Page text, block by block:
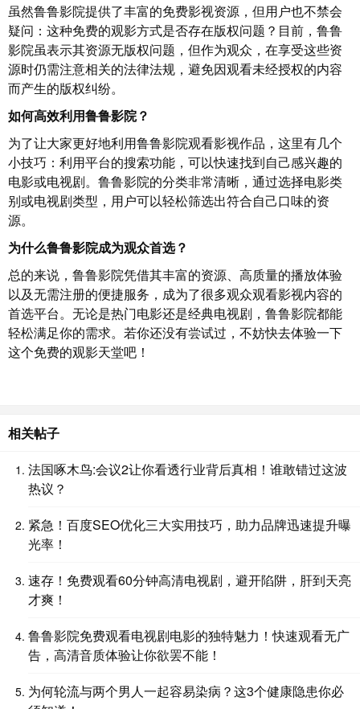
虽然鲁鲁影院提供了丰富的免费影视资源，但用户也不禁会
疑问：这种免费的观影方式是否存在版权问题？目前，鲁鲁
影院虽表示其资源无版权问题，但作为观众，在享受这些资
源时仍需注意相关的法律法规，避免因观看未经授权的内容
而产生的版权纠纷。
如何高效利用鲁鲁影院？
为了让大家更好地利用鲁鲁影院观看影视作品，这里有几个
小技巧：利用平台的搜索功能，可以快速找到自己感兴趣的
电影或电视剧。鲁鲁影院的分类非常清晰，通过选择电影类
别或电视剧类型，用户可以轻松筛选出符合自己口味的资
源。
为什么鲁鲁影院成为观众首选？
总的来说，鲁鲁影院凭借其丰富的资源、高质量的播放体验
以及无需注册的便捷服务，成为了很多观众观看影视内容的
首选平台。无论是热门电影还是经典电视剧，鲁鲁影院都能
轻松满足你的需求。若你还没有尝试过，不妨快去体验一下
这个免费的观影天堂吧！
相关帖子
法国啄木鸟:会议2让你看透行业背后真相！谁敢错过这波
热议？
紧急！百度SEO优化三大实用技巧，助力品牌迅速提升曝
光率！
速存！免费观看60分钟高清电视剧，避开陷阱，肝到天亮
才爽！
鲁鲁影院免费观看电视剧电影的独特魅力！快速观看无广
告，高清音质体验让你欲罢不能！
为何轮流与两个男人一起容易染病？这3个健康隐患你必